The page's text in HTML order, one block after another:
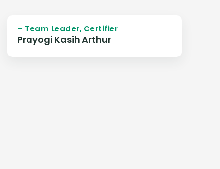
– Team Leader, Certifier
Prayogi Kasih Arthur